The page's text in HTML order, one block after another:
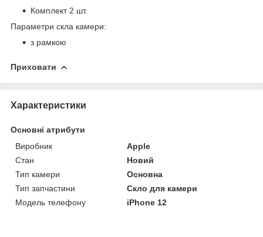
Комплект 2 шт.
Параметри скла камери:
з рамкою
Приховати
Характеристики
Основні атрибути
Виробник
Apple
Стан
Новий
Тип камери
Основна
Тип запчастини
Скло для камери
Модель телефону
iPhone 12